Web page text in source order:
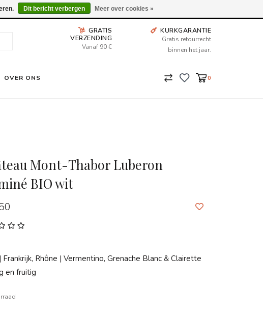
Wij leveren tot aan uw deur. Afhalen is mogelijk.
GRATIS
VERZENDING
Vanaf 90 €
KURKGARANTIE
Gratis retourrecht
binnen het jaar.
OVER ONS 0
Mont-Thabor Luberon
BIO wit
Frankrijk, Rhône | Vermentino, Grenache Blanc & Clairette
en fruitig
Dit bericht verbergen Meer over cookies »